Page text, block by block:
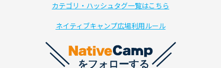
カテゴリ・ハッシュタグ一覧はこちら
ネイティブキャンプ広場利用ルール